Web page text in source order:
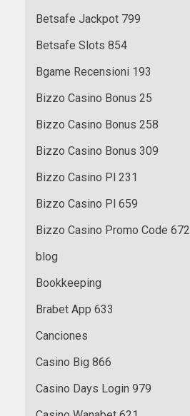
Betsafe Jackpot 799
Betsafe Slots 854
Bgame Recensioni 193
Bizzo Casino Bonus 25
Bizzo Casino Bonus 258
Bizzo Casino Bonus 309
Bizzo Casino Pl 231
Bizzo Casino Pl 659
Bizzo Casino Promo Code 672
blog
Bookkeeping
Brabet App 633
Canciones
Casino Big 866
Casino Days Login 979